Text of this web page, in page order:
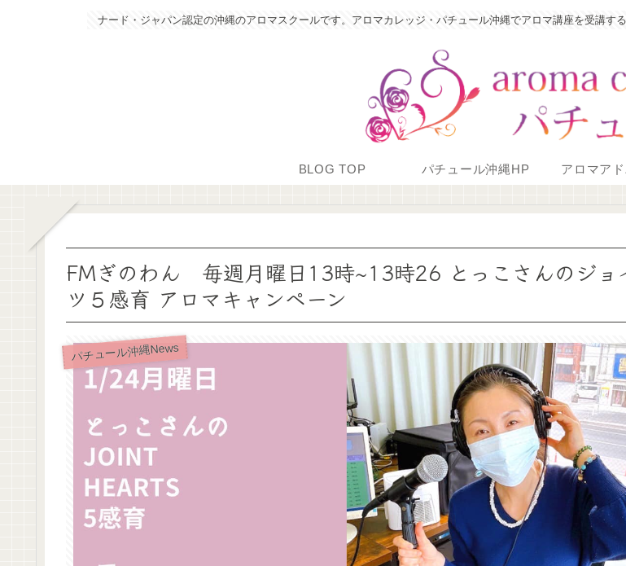
ナード・ジャパン認定の沖縄のアロマスクールです。アロマカレッジ・パチュール沖縄でアロマ講座を受講す
BLOG TOP パチュール沖縄HP アロマア
FMぎのわん 毎週月曜日13時~13時26 とっこさんのジョ
ツ５感育 アロマキャンペーン
パチュール沖縄News